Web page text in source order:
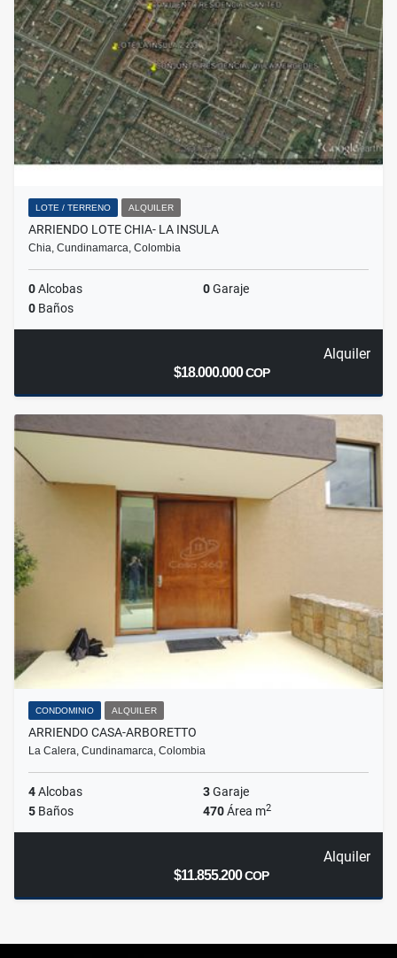
LOTE / TERRENO ALQUILER
ARRIENDO LOTE CHIA- LA INSULA
Chia, Cundinamarca, Colombia
0Alcobas 0Garaje
0 Baños
Alquiler
$18.000.000COP
CONDOMINIO ALQUILER
ARRIENDO CASA-ARBORETTO
La Calera, Cundinamarca, Colombia
4Alcobas 3Garaje
5 Baños 470Área m2
Alquiler
$11.855.200COP